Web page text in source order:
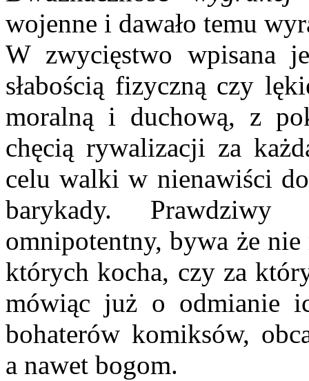
wojenne i dawało temu
W zwycięstwo wpisana
słabością fizyczną czy
moralną i duchową, z
chęcią rywalizacji za
celu walki w nienawiści
barykady.
omnipotentny, bywa że
których kocha, czy za
mówiąc już o odmianie
bohaterów komiksów,
a nawet bogom.